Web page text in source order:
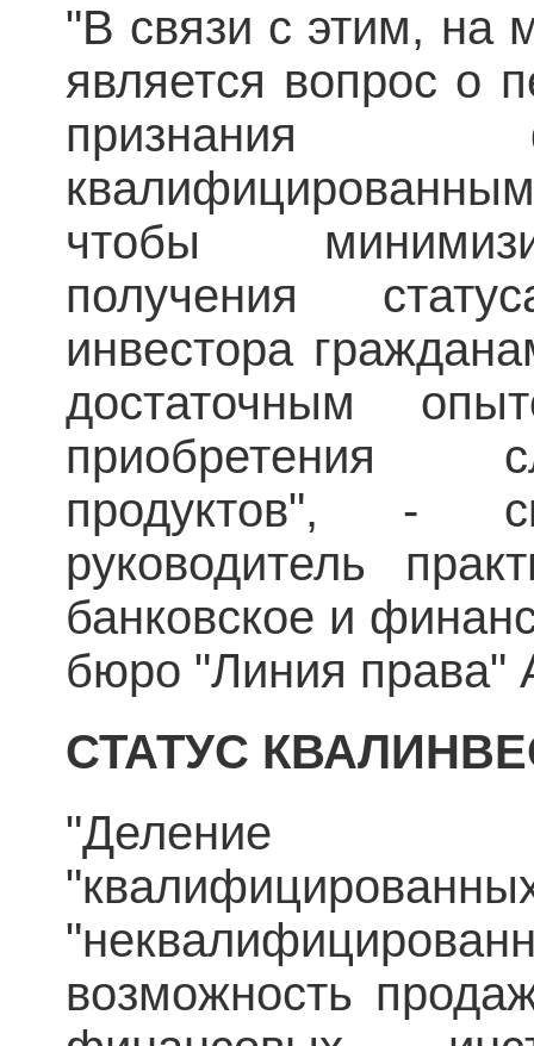
"В связи с этим, на
является вопрос о
признания
чтобы
получения
инвестора
достаточным
приобретения
продуктов", -
руководитель
банковское и
бюро "Линия права"
СТАТУС
"Деление
возможность